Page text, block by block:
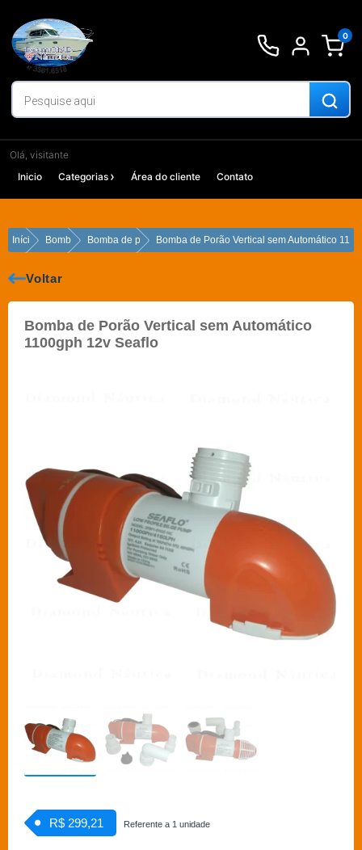
para
conteúdo
0
Olá, visitante
Inicio
Categorias Área do cliente Contato
Início Bombas Bomba de porãoBomba de Porão Vertical sem Automático
Voltar
Bomba de Porão Vertical sem Automático
1100gph 12v Seaflo
R$ 299,21 Referente a 1 unidade